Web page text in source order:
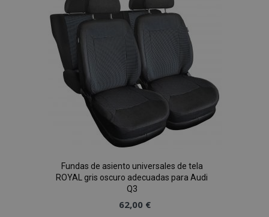
de
Deseos
Fundas de asiento universales de tela
ROYAL gris oscuro adecuadas para Audi
Q3
62,00 €